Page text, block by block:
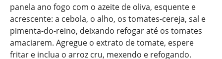
panela ano fogo com o azeite de oliva, esquente e
acrescente: a cebola, o alho, os tomates-cereja, sal e
pimenta-do-reino, deixando refogar até os tomates
amaciarem. Agregue o extrato de tomate, espere
fritar e inclua o arroz cru, mexendo e refogando.